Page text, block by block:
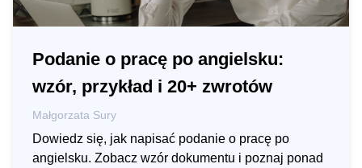
Podanie o pracę po angielsku:
wzór, przykład i 20+ zwrotów
Małgorzata Sury
Dowiedz się, jak napisać podanie o pracę po
angielsku. Zobacz wzór dokumentu i poznaj ponad